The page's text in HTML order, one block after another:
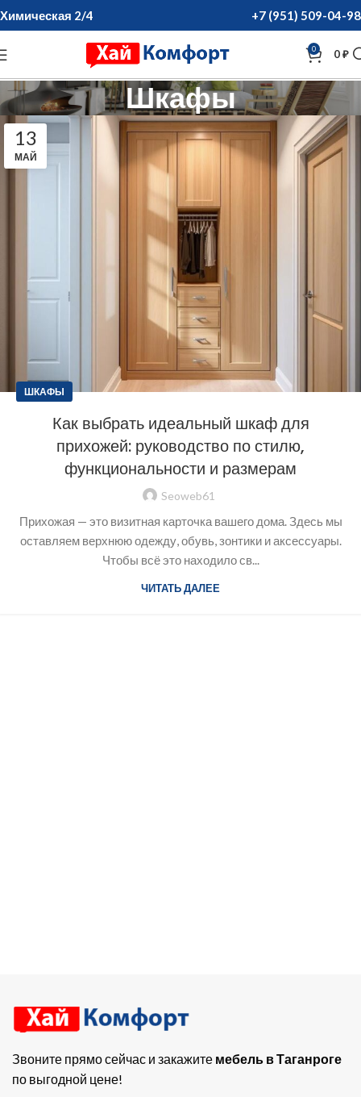
Химическая 2/4 +7 (951) 509-04-98
0 0₽
Шкафы
13
МАЙ
ШКАФЫ
Как выбрать идеальный шкаф для
прихожей: руководство по стилю,
функциональности и размерам
Seoweb61
Прихожая — это визитная карточка вашего дома. Здесь мы
оставляем верхнюю одежду, обувь, зонтики и аксессуары.
Чтобы всё это находило св...
ЧИТАТЬ ДАЛЕЕ
Звоните прямо сейчас и закажите мебель в Таганроге
по выгодной цене!